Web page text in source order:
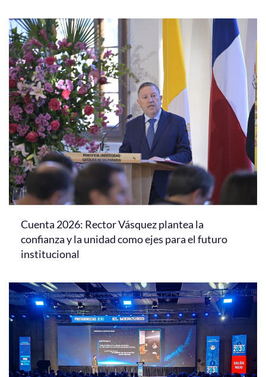
Cuenta 2026: Rector Vásquez plantea la
confianza y la unidad como ejes para el futuro
institucional